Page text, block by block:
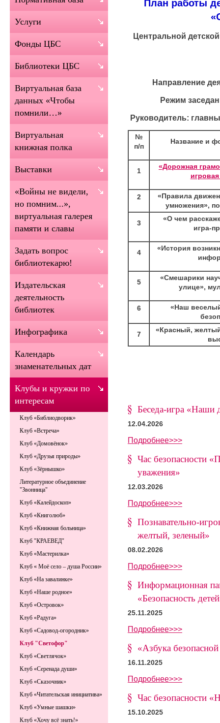
План работы
Центральной
Направление
Режим
Руководитель:
№
п/п
Название и
1
«Дорожная
2
«Правила
умножения»,
3
«О чем
игра-
4
«История
5
«Смешарики
улице»,
6
«Наш
7
«Красный,
Беседа-игра «Наши
12.04.2026
Подробнее>>>
Час безопасности
уважения»
12.03.2026
Подробнее>>>
Познавательно-
желтый, зеленый»
08.02.2026
Подробнее>>>
Информационная
«Безопасность
25.11.2025
Подробнее>>>
«Азбука
16.11.2025
Подробнее>>>
Час безопасности
15.10.2025
Услуги
Фонды ЦБС
Библиотеки ЦБС
Виртуальная база
данных «Чтобы
помнили…»
Виртуальная
книжная полка
Выставки
«Войны не видели,
но помним...»,
виртуальная галерея
памяти и славы
Задать вопрос
библиотекарю!
Издательская
деятельность
библиотек
Инфографика
Календарь
знаменательных дат
Клубы и кружки по
интересам
Клуб «Библиодворик»
Клуб «Встреча»
Клуб «Домовёнок»
Клуб «Друзья природы»
Клуб «Зёрнышко»
Литературное объединение
"Звонница"
Клуб «Калейдоскоп»
Клуб «Книголюб»
Клуб «Книжная больница»
Клуб "КРАЕВЕД"
Клуб «Мастерилка»
Клуб « Моё село – душа России»
Клуб «На завалинке»
Клуб «Наше родное»
Клуб «Островок»
Клуб «Радуга»
Клуб «Садовод-огородник»
Клуб "Светофор"
Клуб «Светлячок»
Клуб «Серенада души»
Клуб «Сказочник»
Клуб «Читательская инициатива»
Клуб «Умные шашки»
Клуб «Хочу всё знать!»